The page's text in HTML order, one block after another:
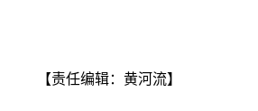
【责任编辑：黄河流】